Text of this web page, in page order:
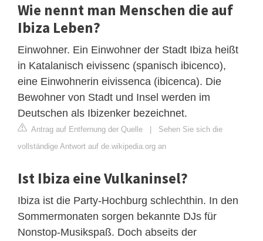
Wie nennt man Menschen die auf
Ibiza Leben?
Einwohner. Ein Einwohner der Stadt Ibiza heißt
in Katalanisch eivissenc (spanisch ibicenco),
eine Einwohnerin eivissenca (ibicenca). Die
Bewohner von Stadt und Insel werden im
Deutschen als Ibizenker bezeichnet.
Antrag auf Entfernung der Quelle
Sehen Sie sich die
vollständige Antwort auf de.wikipedia.org an
Ist Ibiza eine Vulkaninsel?
Ibiza ist die Party-Hochburg schlechthin. In den
Sommermonaten sorgen bekannte DJs für
Nonstop-Musikspaß. Doch abseits der